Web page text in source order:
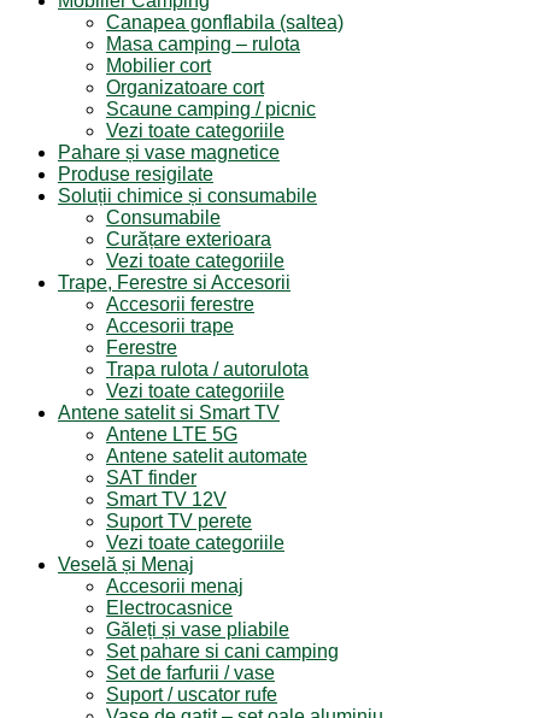
Canapea gonflabila (saltea)
Masa camping – rulota
Mobilier cort
Organizatoare cort
Scaune camping / picnic
Vezi toate categoriile
Pahare și vase magnetice
Produse resigilate
Soluții chimice și consumabile
Consumabile
Curățare exterioara
Vezi toate categoriile
Trape, Ferestre si Accesorii
Accesorii ferestre
Accesorii trape
Ferestre
Trapa rulota / autorulota
Vezi toate categoriile
Antene satelit si Smart TV
Antene LTE 5G
Antene satelit automate
SAT finder
Smart TV 12V
Suport TV perete
Vezi toate categoriile
Veselă și Menaj
Accesorii menaj
Electrocasnice
Găleți și vase pliabile
Set pahare si cani camping
Set de farfurii / vase
Suport / uscator rufe